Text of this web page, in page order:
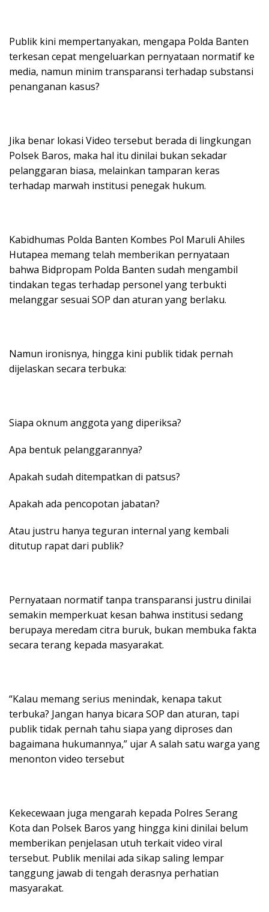
Publik kini mempertanyakan, mengapa Polda Banten
terkesan cepat mengeluarkan pernyataan normatif ke
media, namun minim transparansi terhadap substansi
penanganan kasus?
Jika benar lokasi Video tersebut berada di lingkungan
Polsek Baros, maka hal itu dinilai bukan sekadar
pelanggaran biasa, melainkan tamparan keras
terhadap marwah institusi penegak hukum.
Kabidhumas Polda Banten Kombes Pol Maruli Ahiles
Hutapea memang telah memberikan pernyataan
bahwa Bidpropam Polda Banten sudah mengambil
tindakan tegas terhadap personel yang terbukti
melanggar sesuai SOP dan aturan yang berlaku.
Namun ironisnya, hingga kini publik tidak pernah
dijelaskan secara terbuka:
Siapa oknum anggota yang diperiksa?
Apa bentuk pelanggarannya?
Apakah sudah ditempatkan di patsus?
Apakah ada pencopotan jabatan?
Atau justru hanya teguran internal yang kembali
ditutup rapat dari publik?
Pernyataan normatif tanpa transparansi justru dinilai
semakin memperkuat kesan bahwa institusi sedang
berupaya meredam citra buruk, bukan membuka fakta
secara terang kepada masyarakat.
“Kalau memang serius menindak, kenapa takut
terbuka? Jangan hanya bicara SOP dan aturan, tapi
publik tidak pernah tahu siapa yang diproses dan
bagaimana hukumannya,” ujar A salah satu warga yang
menonton video tersebut
Kekecewaan juga mengarah kepada Polres Serang
Kota dan Polsek Baros yang hingga kini dinilai belum
memberikan penjelasan utuh terkait video viral
tersebut. Publik menilai ada sikap saling lempar
tanggung jawab di tengah derasnya perhatian
masyarakat.